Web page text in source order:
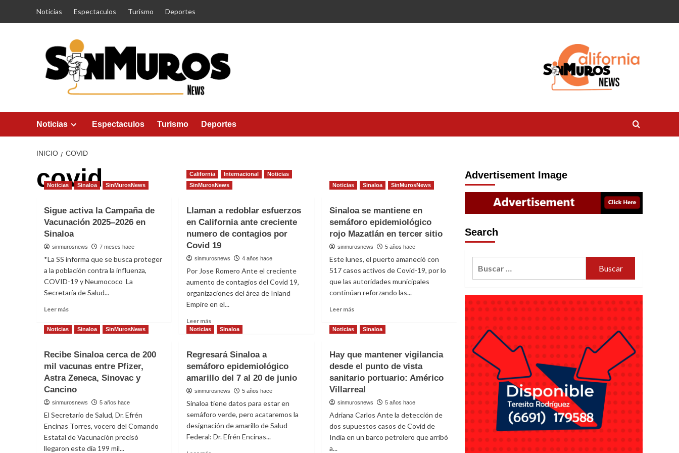
Noticias Espectaculos Turismo Deportes
Noticias Espectaculos Turismo Deportes
INICIO COVID
covid
Noticias Sinaloa SinMurosNews
Sigue activa la Campaña de
Vacunación 2025–2026 en
Sinaloa
sinmurosnews 7 meses hace
*La SS informa que se busca proteger
a la población contra la influenza,
COVID-19 y Neumococo La
Secretaría de Salud...
Leer más
about
la
Campaña
de
Vacunación
2025–
2026
en
Sinaloa
California Internacional
Noticias
SinMurosNews
Llaman a redoblar esfuerzos
en California ante creciente
numero de contagios por
Covid 19
sinmurosnews 4 años hace
Por Jose Romero Ante el creciente
aumento de contagios del Covid 19,
organizaciones del área de Inland
Empire en el...
Leer más
more
a
redoblar
esfuerzos
ante
creciente
numero
de
Noticias Sinaloa SinMurosNews
Sinaloa se mantiene en
semáforo epidemiológico
rojo Mazatlán en tercer sitio
sinmurosnews 5 años hace
Este lunes, el puerto amaneció con
517 casos activos de Covid-19, por lo
que las autoridades municipales
continúan reforzando las...
Leer másRead
about
mantiene
en
semáforo
epidemiológico
rojo
Mazatlán
en
tercer
Noticias Sinaloa SinMurosNews
Recibe Sinaloa cerca de 200
mil vacunas entre Pfizer,
Astra Zeneca, Sinovac y
Cancino
sinmurosnews 5 años hace
El Secretario de Salud, Dr. Efrén
Encinas Torres, vocero del Comando
Estatal de Vacunación precisó
llegaron este día 199 mil...
Noticias Sinaloa
Regresará Sinaloa a
semáforo epidemiológico
amarillo del 7 al 20 de junio
sinmurosnews 5 años hace
Sinaloa tiene datos para estar en
semáforo verde, pero acataremos la
designación de amarillo de Salud
Federal: Dr. Efrén Encinas...
Noticias Sinaloa
Hay que mantener vigilancia
desde el punto de vista
sanitario portuario: Américo
Villarreal
sinmurosnews 5 años hace
Adriana Carlos Ante la detección de
dos supuestos casos de Covid de
India en un barco petrolero que arribó
a...
Advertisement Image
Search